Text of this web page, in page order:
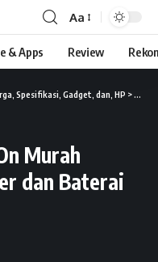
Aa
& Apps Review
Spesifikasi, Gadget, dan, HP >
Murah
dan Baterai